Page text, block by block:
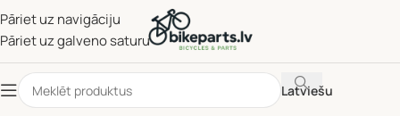
Pāriet uz navigāciju
Pāriet uz galveno saturu
Latviešu